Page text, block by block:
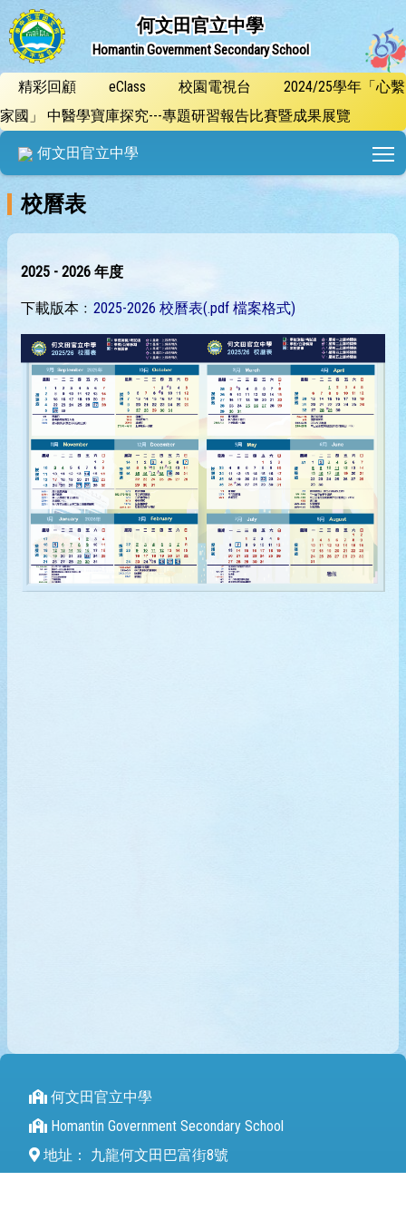
何文田官立中學
Homantin Government Secondary School
精彩回顧 eClass 校園電視台
2024/25學年「心繫
家國」 中醫學寶庫探究---專題研習報告比賽暨成果展覽
何文田官立中學
校曆表
​2025 - 2026 年度
下載版本﹕ 2025-2026 校曆表(.pdf 檔案格式)
何文田官立中學
Homantin Government Secondary School
地址：
九龍何文田巴富街8號